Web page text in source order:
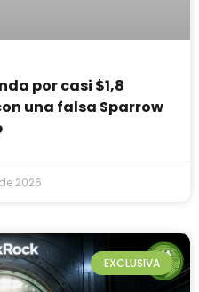
por casi $1,8
una falsa Sparrow
2026
EXCLUSIVA